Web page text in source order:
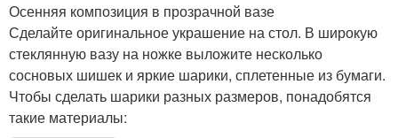
Осенняя композиция в прозрачной вазе
Сделайте оригинальное украшение на стол. В широкую
стеклянную вазу на ножке выложите несколько
сосновых шишек и яркие шарики, сплетенные из бумаги.
Чтобы сделать шарики разных размеров, понадобятся
такие материалы: